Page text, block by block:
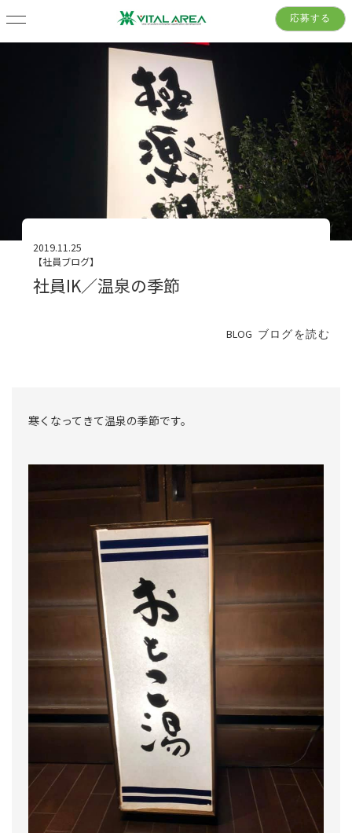
応募する
2019.11.25
【社員ブログ】
社員IK／温泉の季節
BLOG ブログを読む
寒くなってきて温泉の季節です。